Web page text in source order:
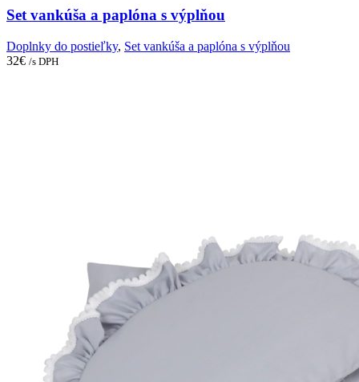
Set vankúša a paplóna s výplňou
Doplnky do postieľky, Set vankúša a paplóna s výplňou
32€ /s DPH